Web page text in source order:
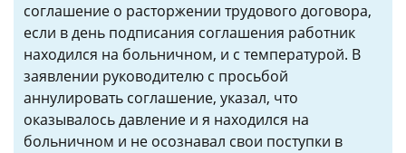
соглашение о расторжении трудового договора,
если в день подписания соглашения работник
находился на больничном, и с температурой. В
заявлении руководителю с просьбой
аннулировать соглашение, указал, что
оказывалось давление и я находился на
больничном и не осознавал свои поступки в